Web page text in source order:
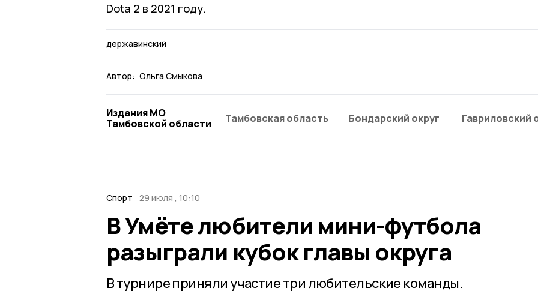
Dota 2 в 2021 году.
державинский
Автор: Ольга Смыкова
Издания МО
Тамбовской области
Тамбовская область Бондарский округ Гавриловский
Спорт 29 июля , 10:10
В Умёте любители мини-футбола
разыграли кубок главы округа
В турнире приняли участие три любительские команды.